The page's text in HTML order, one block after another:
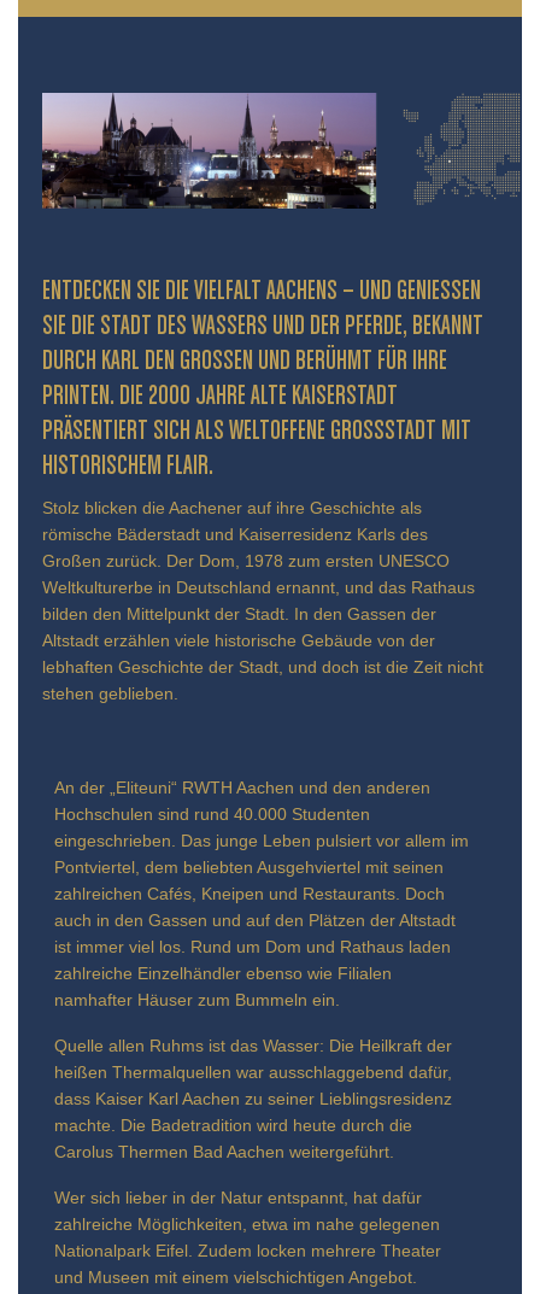
ENTDECKEN SIE DIE VIELFALT AACHENS – UND GENIESSEN S
IE DIE STADT DES WASSERS UND DER PFERDE, BEKANNT D
URCH KARL DEN GROSSEN UND BERÜHMT FÜR IHRE PR
INTEN. DIE 2000 JAHRE ALTE KAISERSTADT PR
ÄSENTIERT SICH ALS WELTOFFENE GROSSSTADT MIT HIS
TORISCHEM FLAIR.
Stolz blicken die Aachener auf ihre Geschichte als
römische Bäderstadt und Kaiserresidenz Karls des
Großen zurück. Der Dom, 1978 zum ersten UNESCO
Weltkulturerbe in Deutschland ernannt, und das Rathaus
bilden den Mittelpunkt der Stadt. In den Gassen der
Altstadt erzählen viele historische Gebäude von der
lebhaften Geschichte der Stadt, und doch ist die Zeit nicht
stehen geblieben.
An der „Eliteuni“ RWTH Aachen und den anderen
Hochschulen sind rund 40.000 Studenten
eingeschrieben. Das junge Leben pulsiert vor allem im
Pontviertel, dem beliebten Ausgehviertel mit seinen
zahlreichen Cafés, Kneipen und Restaurants. Doch
auch in den Gassen und auf den Plätzen der Altstadt
ist immer viel los. Rund um Dom und Rathaus laden
zahlreiche Einzelhändler ebenso wie Filialen
namhafter Häuser zum Bummeln ein.
Quelle allen Ruhms ist das Wasser: Die Heilkraft der
heißen Thermalquellen war ausschlaggebend dafür,
dass Kaiser Karl Aachen zu seiner Lieblingsresidenz
machte. Die Badetradition wird heute durch die
Carolus Thermen Bad Aachen weitergeführt.
Wer sich lieber in der Natur entspannt, hat dafür
zahlreiche Möglichkeiten, etwa im nahe gelegenen
Nationalpark Eifel. Zudem locken mehrere Theater
und Museen mit einem vielschichtigen Angebot.